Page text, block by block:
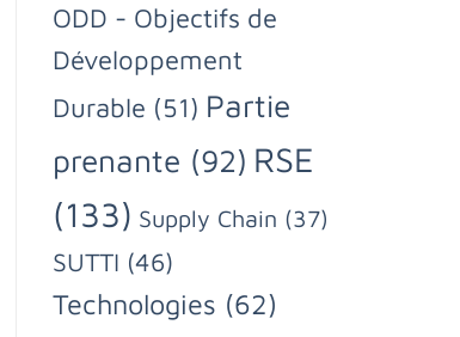
ODD - Objectifs de
Développement
Durable (51) Partie
prenante (92) RSE
(133) Supply Chain (37)
SUTTI (46)
Technologies (62)